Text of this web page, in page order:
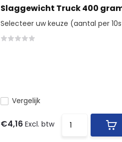
Slaggewicht Truck 400
Selecteer uw keuze (aantal per
Vergelijk
€4,16 Excl. btw